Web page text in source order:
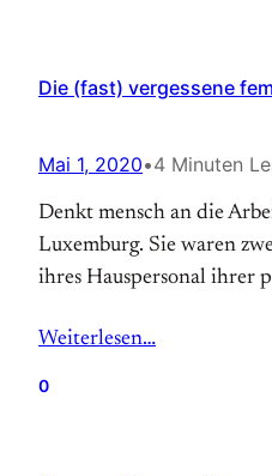
Die (fast) vergessene
Mai 1, 2020•4 Minuten
Denkt mensch an die
Luxemburg. Sie waren
ihres Hauspersonal ihrer
Weiterlesen…
0